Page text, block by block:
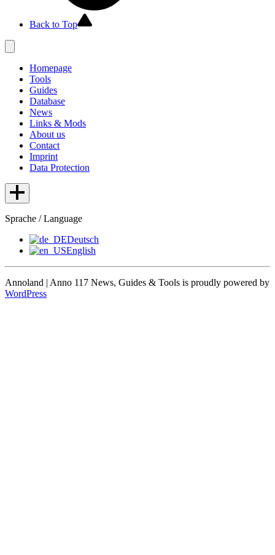
Back to Top
Homepage
Tools
Guides
Database
News
Links & Mods
About us
Contact
Imprint
Data Protection
Sprache / Language
Deutsch
English
Annoland | Anno 117 News, Guides & Tools is proudly powered by
WordPress